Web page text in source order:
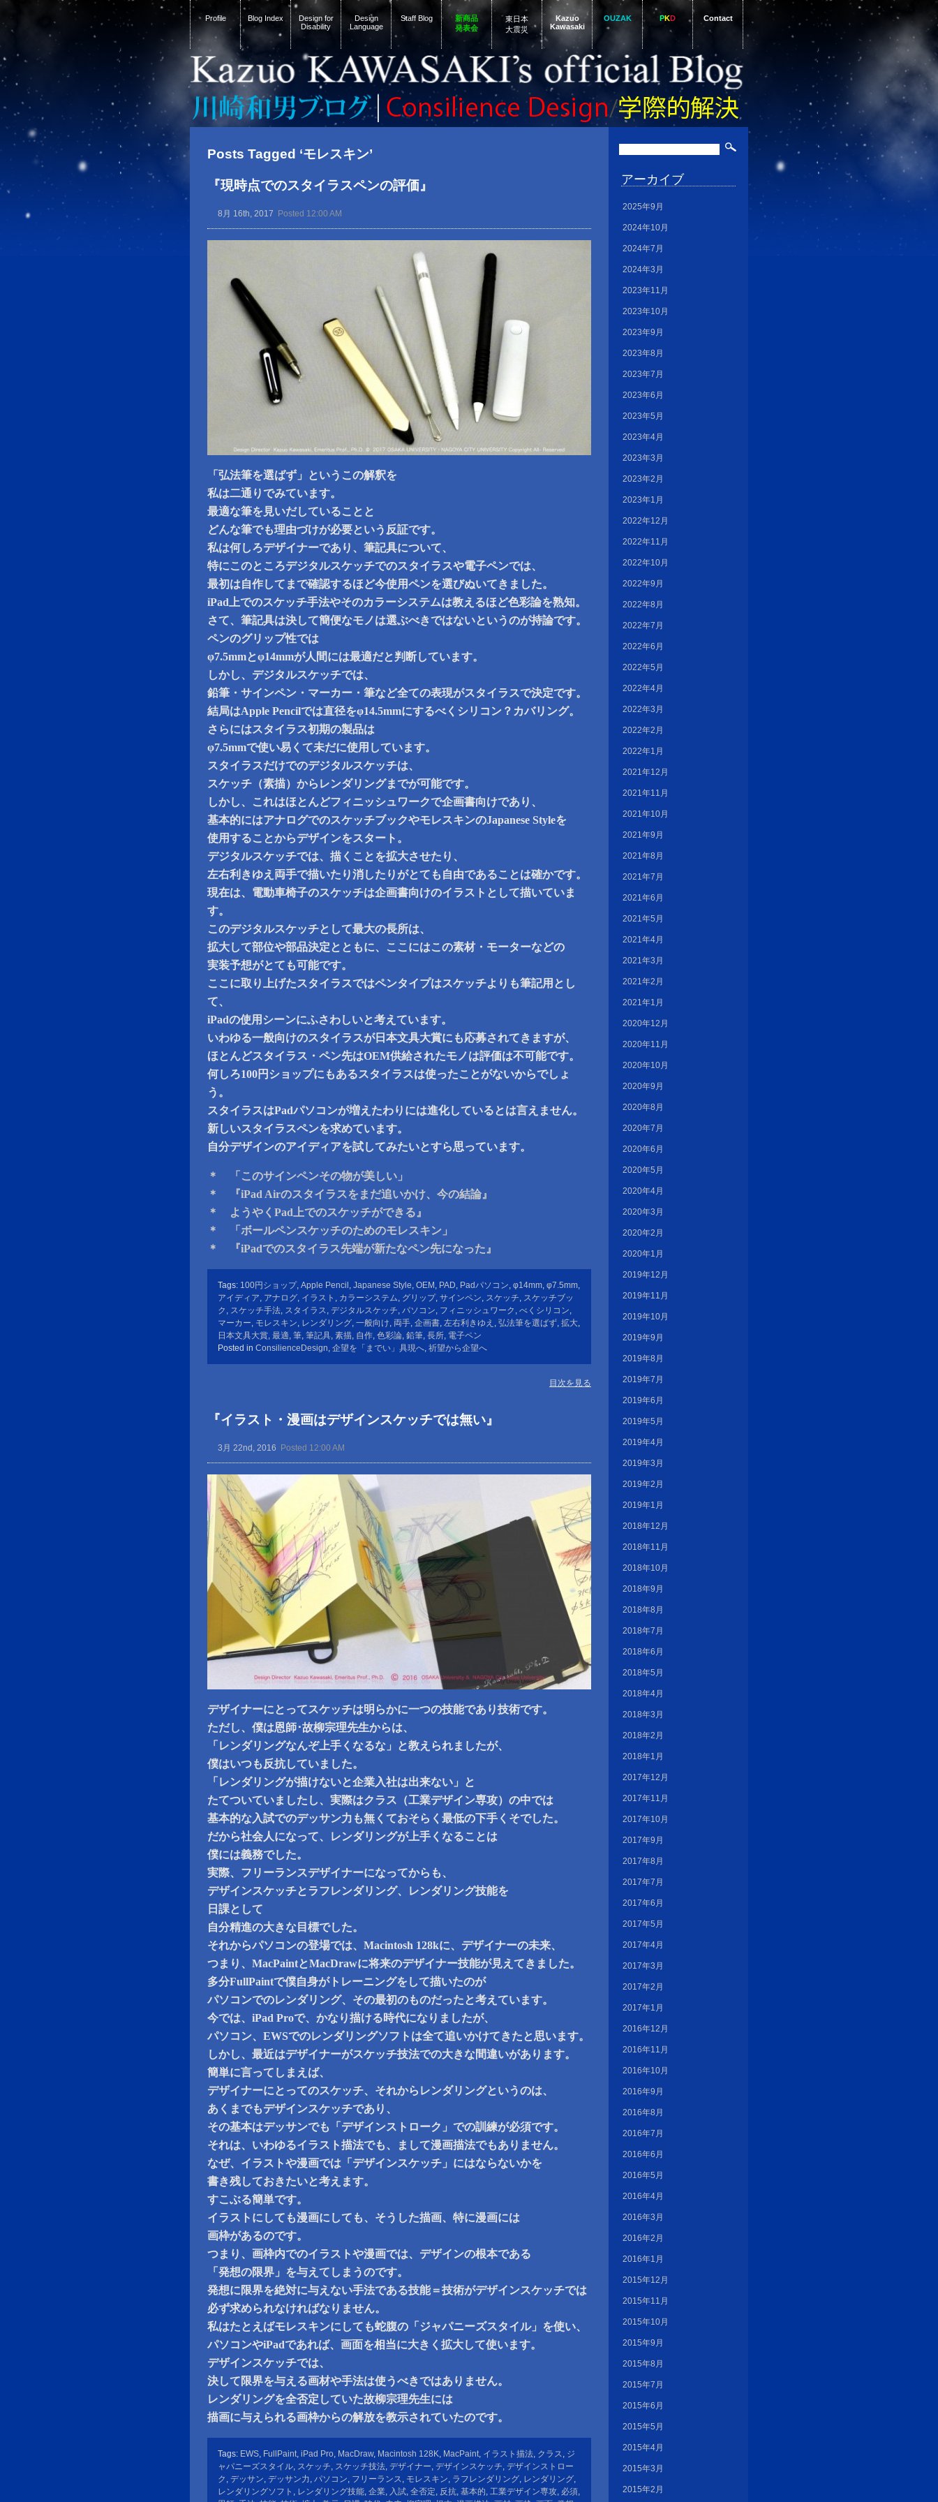
Profile Blog Index
Design for
Disability
Design
Language
Staff Blog
新商品
発表会
東日本
大震災
Kazuo
Kawasaki
OUZAK PKD Contact
Posts Tagged ‘モレスキン’
『現時点でのスタイラスペンの評価』
8月 16th, 2017 Posted 12:00 AM
「弘法筆を選ばず」というこの解釈を
私は二通りでみています。
最適な筆を見いだしていることと
どんな筆でも理由づけが必要という反証です。
私は何しろデザイナーであり、筆記具について、
特にこのところデジタルスケッチでのスタイラスや電子ペンでは、
最初は自作してまで確認するほど今使用ペンを選びぬいてきました。
iPad上でのスケッチ手法やそのカラーシステムは教えるほど色彩論を熟知。
さて、筆記具は決して簡便なモノは選ぶべきではないというのが持論です。
ペンのグリップ性では
φ7.5mmとφ14mmが人間には最適だと判断しています。
しかし、デジタルスケッチでは、
鉛筆・サインペン・マーカー・筆など全ての表現がスタイラスで決定です。
結局はApple Pencilでは直径をφ14.5mmにするべくシリコン？カバリング。
さらにはスタイラス初期の製品は
φ7.5mmで使い易くて未だに使用しています。
スタイラスだけでのデジタルスケッチは、
スケッチ（素描）からレンダリングまでが可能です。
しかし、これはほとんどフィニッシュワークで企画書向けであり、
基本的にはアナログでのスケッチブックやモレスキンのJapanese Styleを
使用することからデザインをスタート。
デジタルスケッチでは、描くことを拡大させたり、
左右利きゆえ両手で描いたり消したりがとても自由であることは確かです。
現在は、電動車椅子のスケッチは企画書向けのイラストとして描いていま
す。
このデジタルスケッチとして最大の長所は、
拡大して部位や部品決定とともに、ここにはこの素材・モーターなどの
実装予想がとても可能です。
ここに取り上げたスタイラスではペンタイプはスケッチよりも筆記用とし
て、
iPadの使用シーンにふさわしいと考えています。
いわゆる一般向けのスタイラスが日本文具大賞にも応募されてきますが、
ほとんどスタイラス・ペン先はOEM供給されたモノは評価は不可能です。
何しろ100円ショップにもあるスタイラスは使ったことがないからでしょ
う。
スタイラスはPadパソコンが増えたわりには進化しているとは言えません。
新しいスタイラスペンを求めています。
自分デザインのアイディアを試してみたいとすら思っています。
＊ 「このサインペンその物が美しい」
＊ 『iPad Airのスタイラスをまだ追いかけ、今の結論』
＊ ようやくPad上でのスケッチができる』
＊ 「ボールペンスケッチのためのモレスキン」
＊ 『iPadでのスタイラス先端が新たなペン先になった』
Tags: 100円ショップ, Apple Pencil , Japanese Style, OEM , PAD, Padパソコン, φ14mm, φ7.5mm,
アイディア, アナログ, イラスト , カラーシステム, グリップ, サインペン, スケッチ, スケッチブッ
ク , スケッチ手法, スタイラス, デジタルスケッチ, パソコン, フィニッシュワーク , べくシリコン,
マーカー, モレスキン, レンダリング, 一般向け, 両手, 企画書, 左右利きゆえ , 弘法筆を選ばず, 拡大,
日本文具大賞, 最適, 筆, 筆記具, 素描, 自作, 色彩論, 鉛筆, 長所, 電子ペン
Posted in ConsilienceDesign, 企望を「までい」具現へ, 祈望から企望へ
目次を見る
『イラスト・漫画はデザインスケッチでは無い』
3月 22nd, 2016 Posted 12:00 AM
デザイナーにとってスケッチは明らかに一つの技能であり技術です。
ただし、僕は恩師･故柳宗理先生からは、
「レンダリングなんぞ上手くなるな」と教えられましたが、
僕はいつも反抗していました。
「レンダリングが描けないと企業入社は出来ない」と
たてついていましたし、実際はクラス（工業デザイン専攻）の中では
基本的な入試でのデッサン力も無くておそらく最低の下手くそでした。
だから社会人になって、レンダリングが上手くなることは
僕には義務でした。
実際、フリーランスデザイナーになってからも、
デザインスケッチとラフレンダリング、レンダリング技能を
日課として
自分精進の大きな目標でした。
それからパソコンの登場では、Macintosh 128kに、デザイナーの未来、
つまり、MacPaintとMacDrawに将来のデザイナー技能が見えてきました。
多分FullPaintで僕自身がトレーニングをして描いたのが
パソコンでのレンダリング、その最初のものだったと考えています。
今では、iPad Proで、かなり描ける時代になりましたが、
パソコン、EWSでのレンダリングソフトは全て追いかけてきたと思います。
しかし、最近はデザイナーがスケッチ技法での大きな間違いがあります。
簡単に言ってしまえば、
デザイナーにとってのスケッチ、それからレンダリングというのは、
あくまでもデザインスケッチであり、
その基本はデッサンでも「デザインストローク」での訓練が必須です。
それは、いわゆるイラスト描法でも、まして漫画描法でもありません。
なぜ、イラストや漫画では「デザインスケッチ」にはならないかを
書き残しておきたいと考えます。
すこぶる簡単です。
イラストにしても漫画にしても、そうした描画、特に漫画には
画枠があるのです。
つまり、画枠内でのイラストや漫画では、デザインの根本である
「発想の限界」を与えてしまうのです。
発想に限界を絶対に与えない手法である技能＝技術がデザインスケッチでは
必ず求められなければなりません。
私はたとえばモレスキンにしても蛇腹の「ジャパニーズスタイル」を使い、
パソコンやiPadであれば、画面を相当に大きく拡大して使います。
デザインスケッチでは、
決して限界を与える画材や手法は使うべきではありません。
レンダリングを全否定していた故柳宗理先生には
描画に与えられる画枠からの解放を教示されていたのです。
Tags: EWS, FullPaint, iPad Pro, MacDraw, Macintosh 128K, MacPaint, イラスト描法, クラス, ジ
ャパニーズスタイル, スケッチ, スケッチ技法, デザイナー, デザインスケッチ, デザインストロー
ク , デッサン, デッサン力, パソコン, フリーランス, モレスキン, ラフレンダリング, レンダリング,
レンダリングソフト , レンダリング技能, 企業, 入試, 全否定, 反抗, 基本的, 工業デザイン専攻, 必須,
アーカイブ
2025年9月
2024年10月
2024年7月
2024年3月
2023年11月
2023年10月
2023年9月
2023年8月
2023年7月
2023年6月
2023年5月
2023年4月
2023年3月
2023年2月
2023年1月
2022年12月
2022年11月
2022年10月
2022年9月
2022年8月
2022年7月
2022年6月
2022年5月
2022年4月
2022年3月
2022年2月
2022年1月
2021年12月
2021年11月
2021年10月
2021年9月
2021年8月
2021年7月
2021年6月
2021年5月
2021年4月
2021年3月
2021年2月
2021年1月
2020年12月
2020年11月
2020年10月
2020年9月
2020年8月
2020年7月
2020年6月
2020年5月
2020年4月
2020年3月
2020年2月
2020年1月
2019年12月
2019年11月
2019年10月
2019年9月
2019年8月
2019年7月
2019年6月
2019年5月
2019年4月
2019年3月
2019年2月
2019年1月
2018年12月
2018年11月
2018年10月
2018年9月
2018年8月
2018年7月
2018年6月
2018年5月
2018年4月
2018年3月
2018年2月
2018年1月
2017年12月
2017年11月
2017年10月
2017年9月
2017年8月
2017年7月
2017年6月
2017年5月
2017年4月
2017年3月
2017年2月
2017年1月
2016年12月
2016年11月
2016年10月
2016年9月
2016年8月
2016年7月
2016年6月
2016年5月
2016年4月
2016年3月
2016年2月
2016年1月
2015年12月
2015年11月
2015年10月
2015年9月
2015年8月
2015年7月
2015年6月
2015年5月
2015年4月
2015年3月
2015年2月